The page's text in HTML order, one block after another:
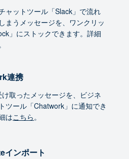
ャットツール「Slack」で流れ
まうメッセージを、ワンクリッ
」にストックできます。詳細
連携
取ったメッセージを、ビジネ
ツール「Chatwork」に通知でき
はこちら。
インポート